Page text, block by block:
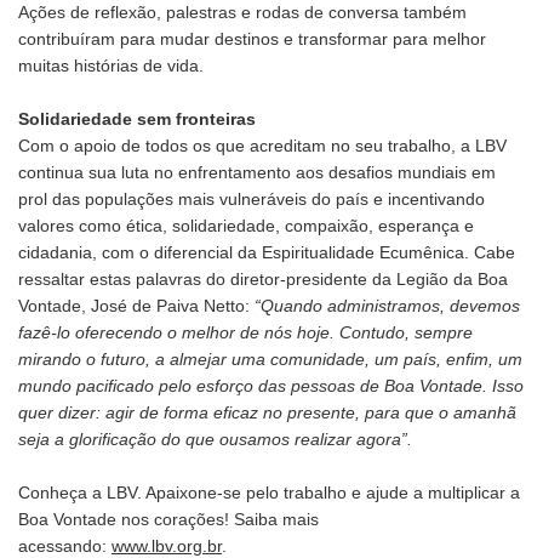
Ações de reflexão, palestras e rodas de conversa também
contribuíram para mudar destinos e transformar para melhor
muitas histórias de vida.
Solidariedade sem fronteiras
Com o apoio de todos os que acreditam no seu trabalho, a LBV
continua sua luta no enfrentamento aos desafios mundiais em
prol das populações mais vulneráveis do país e incentivando
valores como ética, solidariedade, compaixão, esperança e
cidadania, com o diferencial da Espiritualidade Ecumênica. Cabe
ressaltar estas palavras do diretor-presidente da Legião da Boa
Vontade, José de Paiva Netto: “Quando administramos, devemos
fazê-lo oferecendo o melhor de nós hoje. Contudo, sempre
mirando o futuro, a almejar uma comunidade, um país, enfim, um
mundo pacificado pelo esforço das pessoas de Boa Vontade. Isso
quer dizer: agir de forma eficaz no presente, para que o amanhã
seja a glorificação do que ousamos realizar agora”.
Conheça a LBV. Apaixone-se pelo trabalho e ajude a multiplicar a
Boa Vontade nos corações! Saiba mais
acessando: www.lbv.org.br.